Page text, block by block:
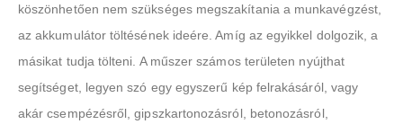
köszönhetően nem szükséges megszakítania a munkavégzést,
az akkumulátor töltésének ideére. Amíg az egyikkel dolgozik, a
másikat tudja tölteni. A műszer számos területen nyújthat
segítséget, legyen szó egy egyszerű kép felrakásáról, vagy
akár csempézésről, gipszkartonozásról, betonozásról,